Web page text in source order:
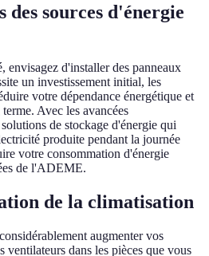
des sources d'énergie
envisagez d'installer des panneaux
un investissement initial, les
votre dépendance énergétique et
Avec les avancées
de stockage d'énergie qui
produite pendant la journée
votre consommation d'énergie
de l'ADEME.
de la climatisation
augmenter vos
ventilateurs dans les pièces que vous